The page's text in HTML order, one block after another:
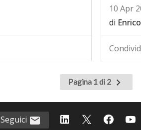
10 Apr
di
Pagina 1 di 2
Pagina
Seguici